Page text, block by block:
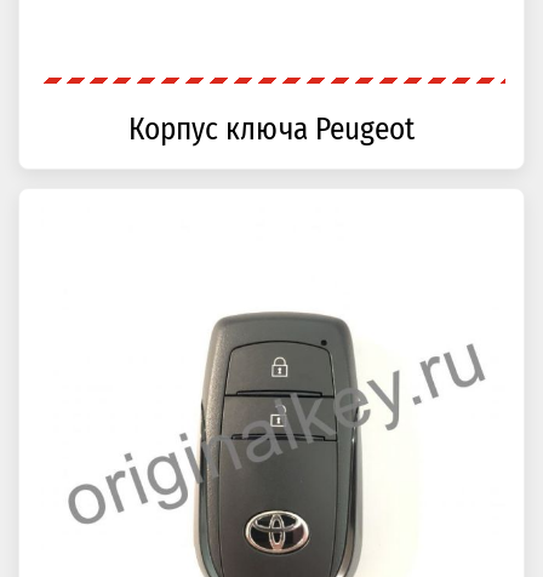
Корпус ключа Peugeot